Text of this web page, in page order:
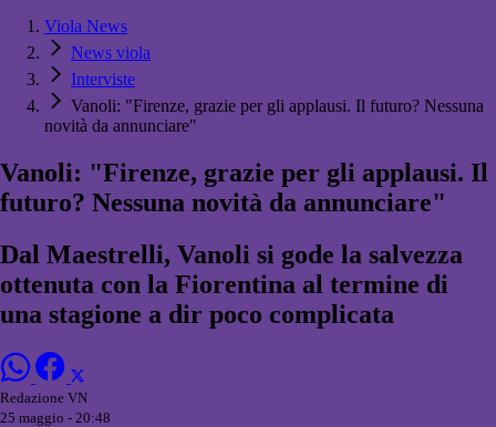
Viola News
News viola
Interviste
Vanoli: "Firenze, grazie per gli applausi. Il futuro? Nessuna
novità da annunciare"
Vanoli: "Firenze, grazie per gli applausi. Il
futuro? Nessuna novità da annunciare"
Dal Maestrelli, Vanoli si gode la salvezza
ottenuta con la Fiorentina al termine di
una stagione a dir poco complicata
Redazione VN
25 maggio - 20:48